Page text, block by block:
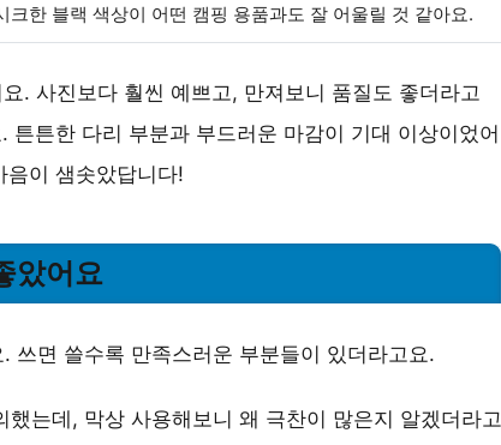
크한 블랙 색상이 어떤 캠핑 용품과도 잘 어울릴 것 같아요.
. 사진보다 훨씬 예쁘고, 만져보니 품질도 좋더라고
튼튼한 다리 부분과 부드러운 마감이 기대 이상이었어
이 샘솟았답니다!
았어요
쓰면 쓸수록 만족스러운 부분들이 있더라고요.
는데, 막상 사용해보니 왜 극찬이 많은지 알겠더라고